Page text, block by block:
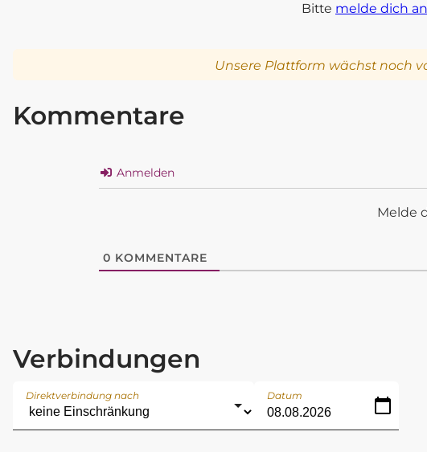
Bitte melde dich an
Unsere Plattform wächst noch
Kommentare
Anmelden
Melde
0 KOMMENTARE
Verbindungen
Direktverbindung nach Datum